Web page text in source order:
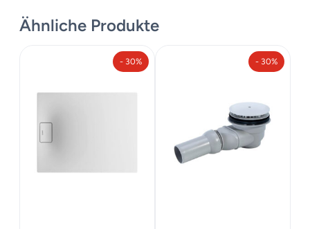
Zusätzliche Informationen
10 cm
Ähnliche Produkte
- 30% - 30%